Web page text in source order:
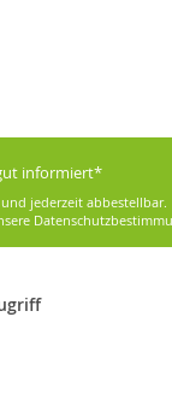
informiert*
jederzeit abbestellbar.